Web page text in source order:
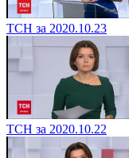
ТСН за 2020.10.23
ТСН за 2020.10.22